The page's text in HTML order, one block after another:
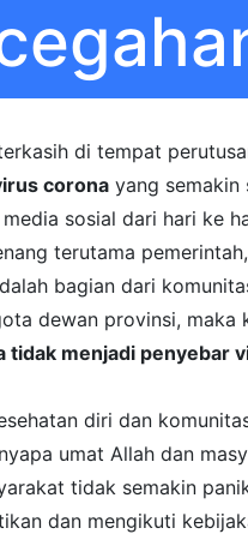
di tempat
corona yang semakin
sosial dari hari ke
terutama
bagian dari
dewan provinsi, maka
tidak menjadi penyebar
diri dan
umat Allah dan
tidak semakin
dan mengikuti